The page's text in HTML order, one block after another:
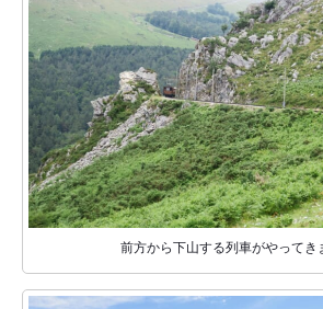
前方から下山する列車がやってき